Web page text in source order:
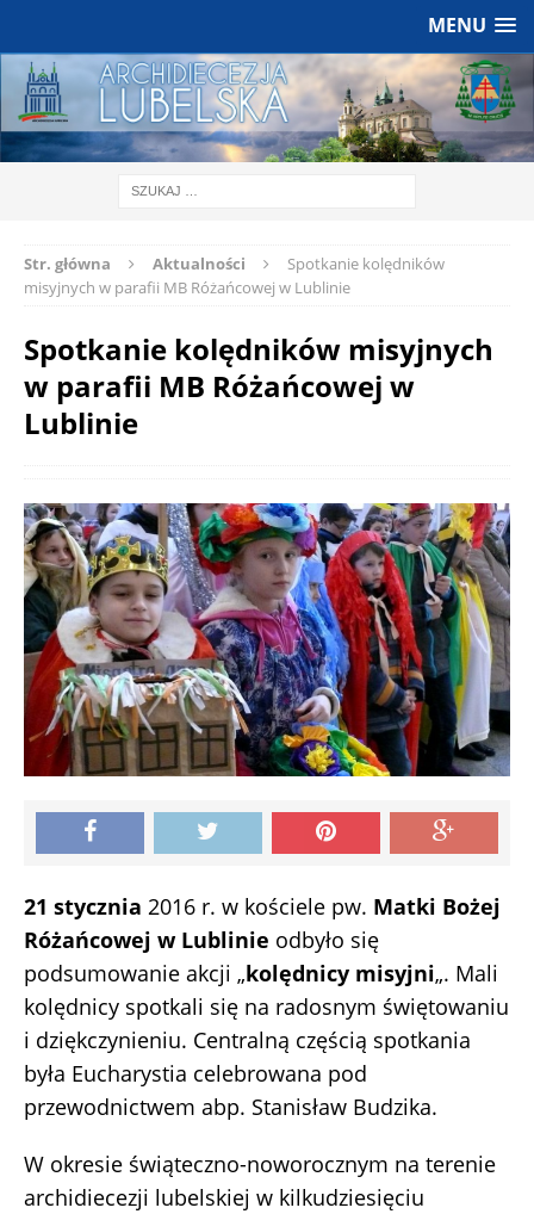
MENU
Str. główna Aktualności
Spotkanie kolędników
misyjnych w parafii MB Różańcowej w Lublinie
Spotkanie kolędników misyjnych
w parafii MB Różańcowej w
Lublinie
21 stycznia 2016 r. w kościele pw. Matki Bożej
Różańcowej w Lublinie odbyło się
podsumowanie akcji „kolędnicy misyjni„. Mali
kolędnicy spotkali się na radosnym świętowaniu
i dziękczynieniu. Centralną częścią spotkania
była Eucharystia celebrowana pod
przewodnictwem abp. Stanisław Budzika.
W okresie świąteczno-noworocznym na terenie
archidiecezji lubelskiej w kilkudziesięciu